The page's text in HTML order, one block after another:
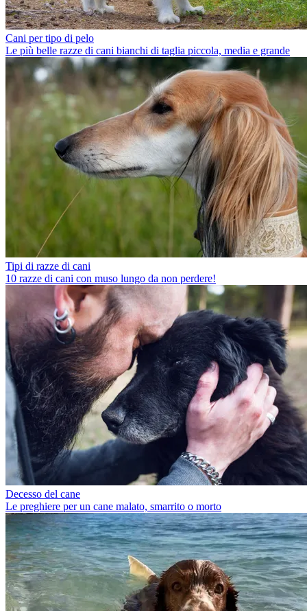
Cani per tipo di pelo
Le più belle razze di cani bianchi di taglia piccola, media e grande
Tipi di razze di cani
10 razze di cani con muso lungo da non perdere!
Decesso del cane
Le preghiere per un cane malato, smarrito o morto